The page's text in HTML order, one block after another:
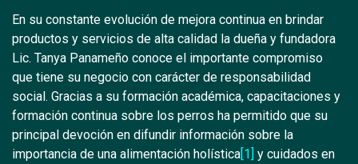
En su constante evolución de mejora continua en brindar
productos y servicios de alta calidad la dueña y fundadora
Lic. Tanya Panameño conoce el importante compromiso
que tiene su negocio con carácter de responsabilidad
social. Gracias a su formación académica, capacitaciones y
formación continua sobre los perros ha permitido que su
principal devoción en difundir información sobre la
importancia de una alimentación holística[1] y cuidados en